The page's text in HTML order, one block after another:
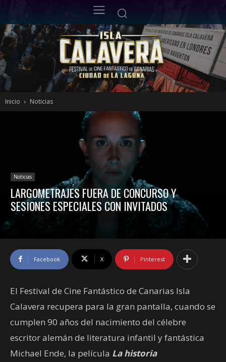
Inicio Noticias
Noticias
LARGOMETRAJES FUERA DE CONCURSO Y
SESIONES ESPECIALES CON INVITADOS
Facebook X Pinterest
El Festival de Cine Fantástico de Canarias Isla
Calavera recupera para la gran pantalla, cuando se
cumplen 90 años del nacimiento del célebre
escritor alemán de literatura infantil y fantástica
Michael Ende, la película La historia